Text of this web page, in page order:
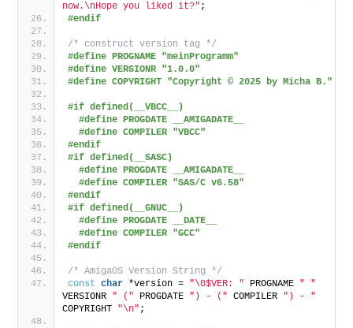
now.\nHope you liked it?" ;
#endif
/* construct version tag */
#define PROGNAME "meinProgramm"
#define VERSIONR "1.0.0"
#define COPYRIGHT "Copyright © 2025 by Micha B."
#if defined(__VBCC__)
#define PROGDATE __AMIGADATE__
#define COMPILER "VBCC"
#endif
#if defined(__SASC)
#define PROGDATE __AMIGADATE__
#define COMPILER "SAS/C v6.58"
#endif
#if defined(__GNUC__)
#define PROGDATE __DATE__
#define COMPILER "GCC"
#endif
/* AmigaOS Version String */
const char *version = "\0$VER: " PROGNAME " "
VERSIONR " (" PROGDATE ") - (" COMPILER ") - "
COPYRIGHT "\n" ;